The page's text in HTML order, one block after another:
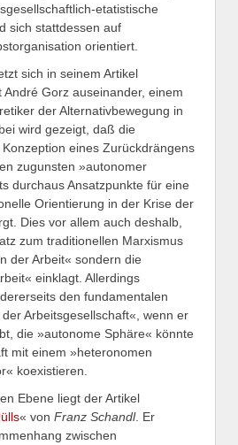
etatistische
sich stattdessen auf
orientiert.
sich in seinem Artikel
André Gorz auseinander, einem
der Alternativbewegung in
wird gezeigt, daß die
eines Zurückdrängens
zugunsten »autonomer
durchaus Ansatzpunkte für eine
Orientierung in der Krise der
Dies vor allem auch deshalb,
zum traditionellen Marxismus
der Arbeit« sondern die
einklagt. Allerdings
den fundamentalen
Arbeitsgesellschaft«, wenn er
die »autonome Sphäre« könnte
mit einem »heteronomen
koexistieren.
Ebene liegt der Artikel
« von Franz Schandl. Er
zwischen